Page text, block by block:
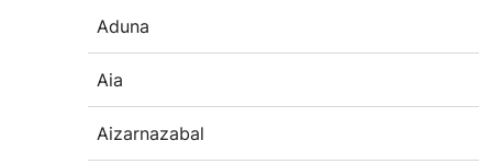
Aduna
Aia
Aizarnazabal